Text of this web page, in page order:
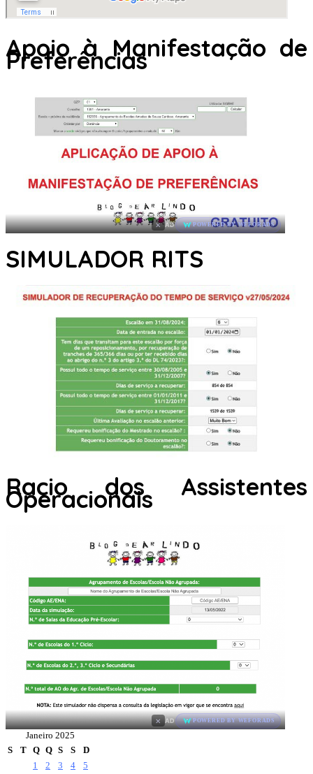
Apoio à Manifestação de
Preferências
× AD POWERED BY WEFORADS
SIMULADOR RITS
Racio dos Assistentes
Operacionais
× AD POWERED BY WEFORADS
Janeiro 2025
S
T Q Q S S
D
1
2 3 4
5